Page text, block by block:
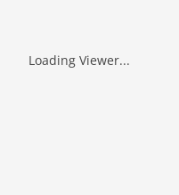
Loading Viewer...